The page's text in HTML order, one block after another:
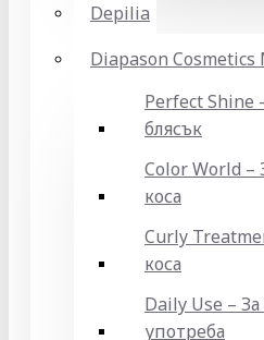
Depilia
Diapason Cosmetics
Perfect Shine
блясък
Color World –
коса
Curly
коса
Daily Use –
употреба